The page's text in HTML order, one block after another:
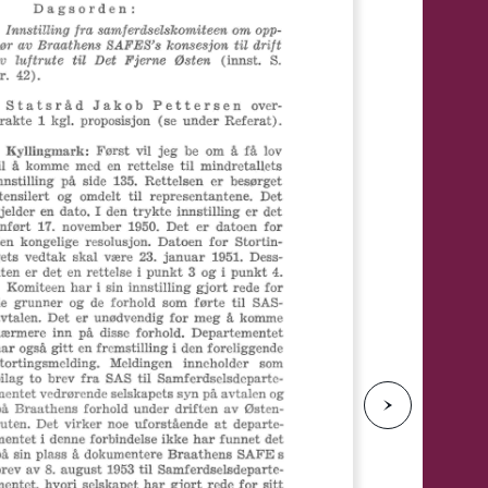
N
e
s
t
e
s
i
d
e